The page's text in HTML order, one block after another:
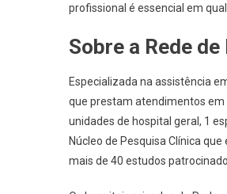
profissional é essencial em
Sobre a Rede
Especializada na assistência
que prestam atendimentos em
unidades de hospital geral, 1
Núcleo de Pesquisa Clínica
mais de 40 estudos